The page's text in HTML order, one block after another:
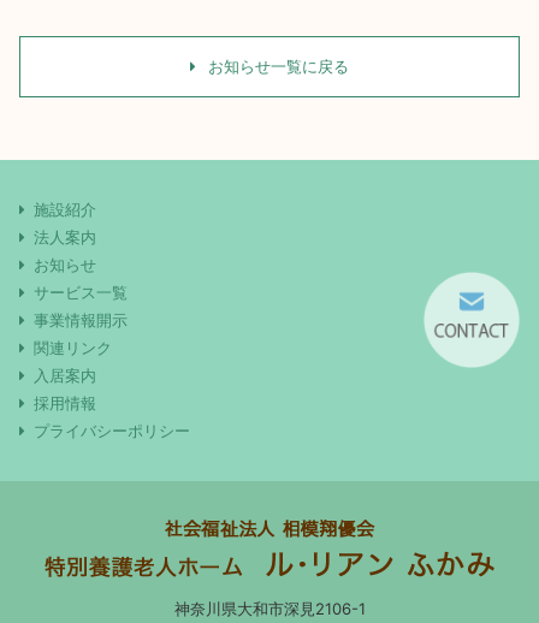
お知らせ一覧に戻る
施設紹介
法人案内
お知らせ
サービス一覧
事業情報開示
関連リンク
入居案内
採用情報
プライバシーポリシー
神奈川県大和市深見2106-1